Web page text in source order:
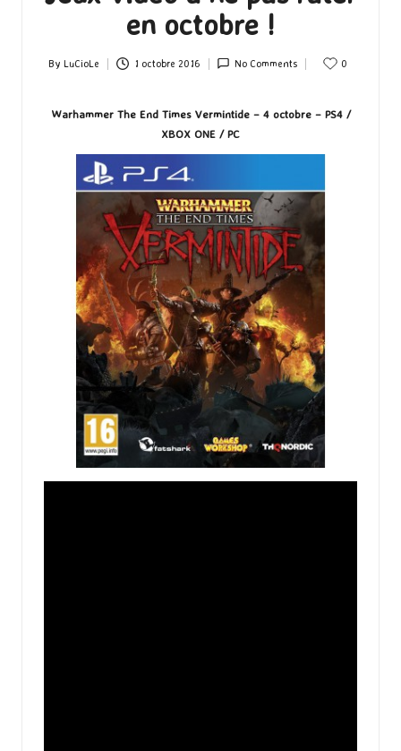
en octobre !
Posted
By LuCioLe 1 octobre 2016 No Comments 0
Warhammer The End Times Vermintide – 4 octobre – PS4 /
XBOX ONE / PC